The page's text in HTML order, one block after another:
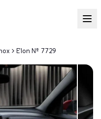
E'lon № 7729